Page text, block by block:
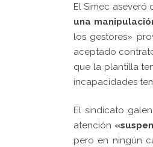
El Simec aseveró
una
los gestores»
aceptado
que la plantilla
incapacidades
El sindicato
atención
pero en ningún